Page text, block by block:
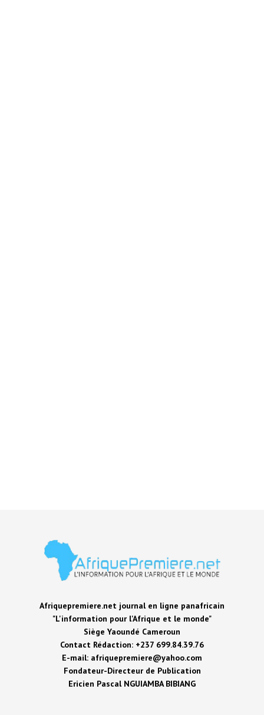
Afriquepremiere.net journal en ligne panafricain
"L'information pour l'Afrique et le monde"
Siège Yaoundé Cameroun
Contact Rédaction: +237 699.84.39.76
E-mail: afriquepremiere@yahoo.com
Fondateur-Directeur de Publication
Ericien Pascal NGUIAMBA BIBIANG